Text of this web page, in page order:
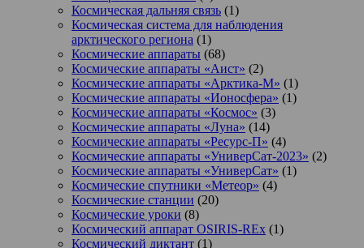
Космическая дальняя связь (1)
Космическая система для наблюдения
арктического региона (1)
Космические аппараты (68)
Космические аппараты «Аист» (2)
Космические аппараты «Арктика-М» (1)
Космические аппараты «Ионосфера» (1)
Космические аппараты «Космос» (3)
Космические аппараты «Луна» (14)
Космические аппараты «Ресурс-П» (4)
Космические аппараты «УниверСат-2023» (2)
Космические аппараты «УниверСат» (1)
Космические спутники «Метеор» (4)
Космические станции (20)
Космические уроки (8)
Космический аппарат OSIRIS-REx (1)
Космический диктант (1)